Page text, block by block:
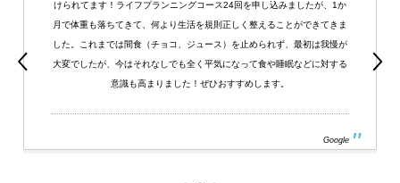
けられてます！ライフプランニングコース24回を申し込みましたが、1か
月で体重も落ちてきて、何より生活を規則正しく整えることができてきま
した。これまでは間食（チョコ、ジュース）を止められず、最初は我慢が
大変でしたが、今はそれなしでも全く平気になって食や睡眠などに対する
意識も高まりました！ぜひおすすめします。
Google